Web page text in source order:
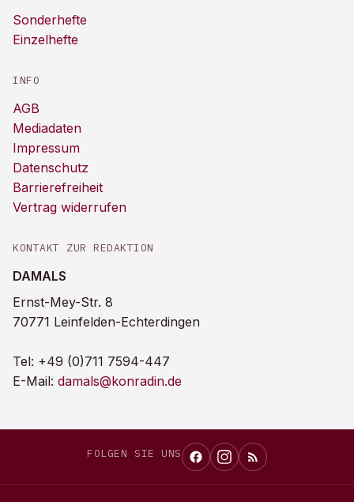
Sonderhefte
Einzelhefte
INFO
AGB
Mediadaten
Impressum
Datenschutz
Barrierefreiheit
Vertrag widerrufen
KONTAKT ZUR REDAKTION
DAMALS
Ernst-Mey-Str. 8
70771 Leinfelden-Echterdingen
Tel: +49 (0)711 7594-447
E-Mail: damals@konradin.de
FOLGEN SIE UNS